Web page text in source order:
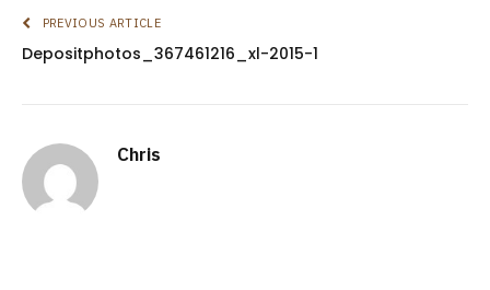
PREVIOUS ARTICLE
Depositphotos_367461216_xl-2015-1
Chris